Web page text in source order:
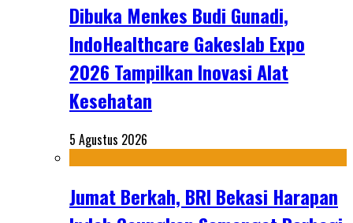
Dibuka Menkes Budi Gunadi,
IndoHealthcare Gakeslab Expo
2026 Tampilkan Inovasi Alat
Kesehatan
5 Agustus 2026
Jumat Berkah, BRI Bekasi Harapan